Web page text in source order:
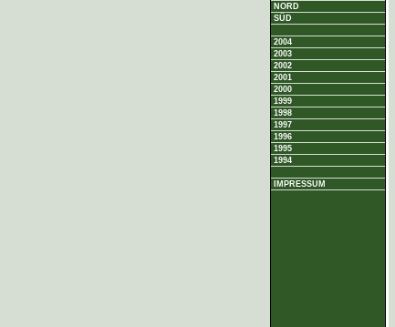
NORD
SÜD
2004
2003
2002
2001
2000
1999
1998
1997
1996
1995
1994
IMPRESSUM